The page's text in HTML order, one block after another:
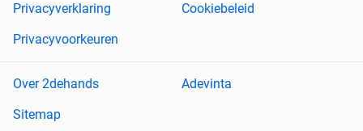
Privacyverklaring
Cookiebeleid
Privacyvoorkeuren
Over 2dehands
Adevinta
Sitemap